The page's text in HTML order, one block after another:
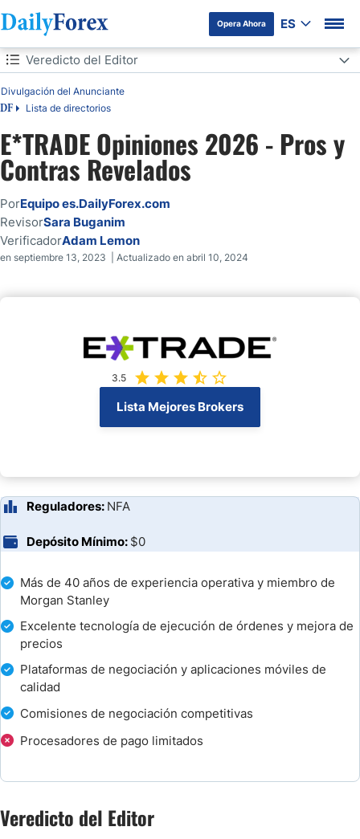
Opera Ahora ES
Tabla de contenidos
DF Lista de directorios
Divulgación del Anunciante
Veredicto del Editor
Veredicto del Editor
E*TRADE Panorama
E*TRADE Regulación y seguridad
E*TRADE - Tipos de Cuenta
Investigación y Educación
E*TRADE - Atención al cliente
¿Es E*TRADE un buen broker?
Preguntas Frecuentes
E*TRADE Opiniones 2026 - Pros y
Contras Revelados
PorEquipo es.DailyForex.com
RevisorSara Buganim
VerificadorAdam Lemon
en septiembre 13, 2023 | Actualizado en abril 10, 2024
3.5
Lista Mejores Brokers
Más de 40 años de experiencia operativa y miembro de
Morgan Stanley
Excelente tecnología de ejecución de órdenes y mejora de
precios
Plataformas de negociación y aplicaciones móviles de
calidad
Comisiones de negociación competitivas
Procesadores de pago limitados
Reguladores: NFA
Depósito Mínimo: $0
Veredicto del Editor